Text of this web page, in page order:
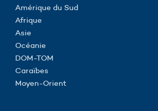
Amérique du Sud
Afrique
Asie
Océanie
DOM-TOM
Caraïbes
Moyen-Orient